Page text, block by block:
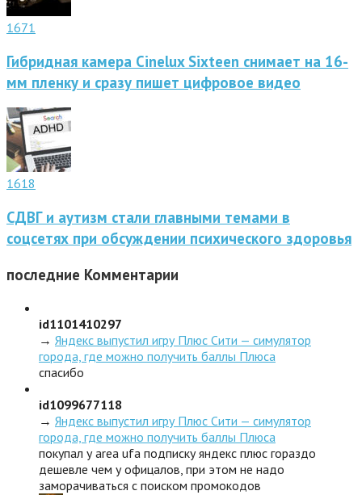
1671
Гибридная камера Cinelux Sixteen снимает на 16-
мм пленку и сразу пишет цифровое видео
1618
СДВГ и аутизм стали главными темами в
соцсетях при обсуждении психического здоровья
последние Комментарии
id1101410297
→ Яндекс выпустил игру Плюс Сити — симулятор
города, где можно получить баллы Плюса
спасибо
id1099677118
→ Яндекс выпустил игру Плюс Сити — симулятор
города, где можно получить баллы Плюса
покупал у area ufa подписку яндекс плюс гораздо
дешевле чем у офицалов, при этом не надо
заморачиваться с поиском промокодов